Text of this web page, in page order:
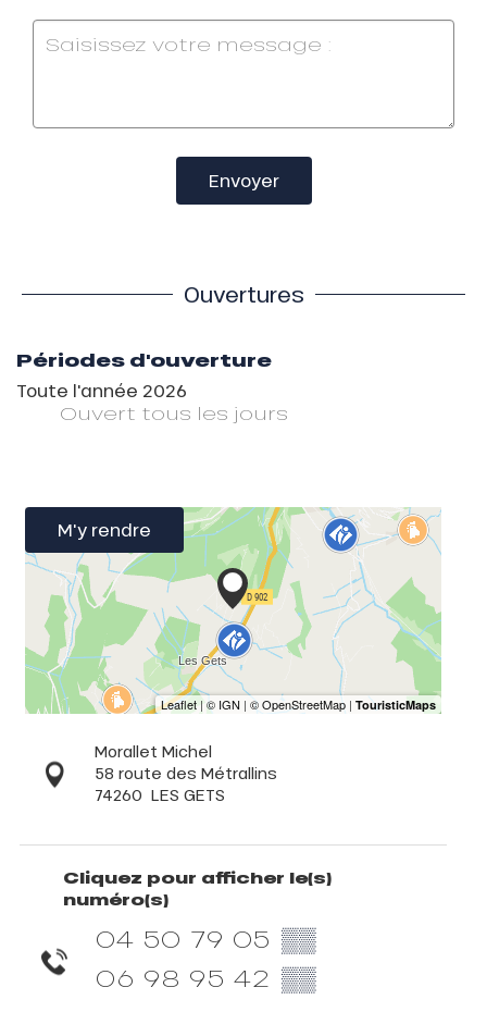
Envoyer
Ouvertures
Périodes d'ouverture
Toute l'année 2026
Ouvert tous les jours
M'y rendre
Morallet Michel
58 route des Métrallins
74260 LES GETS
Cliquez pour afficher le(s)
numéro(s)
04 50 79 05 ▒▒
06 98 95 42 ▒▒